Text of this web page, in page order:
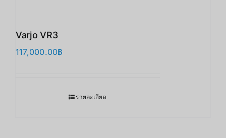
Varjo VR3
117,000.00฿
รายละเอียด